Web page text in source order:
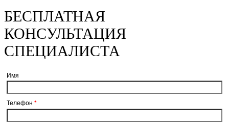
БЕСПЛАТНАЯ
КОНСУЛЬТАЦИЯ
СПЕЦИАЛИСТА
Имя
Телефон *